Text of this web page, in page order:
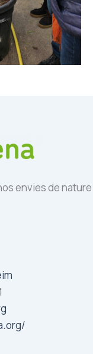
envies de nature